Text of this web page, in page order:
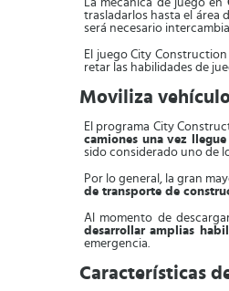
La mecánica de juego en
trasladarlos hasta el área
será necesario
El juego City
retar las habilidades de
Moviliza
El programa City
camiones una vez
sido considerado uno de
Por lo general, la gran
de transporte de
Al momento de
desarrollar amplias
emergencia.
Características